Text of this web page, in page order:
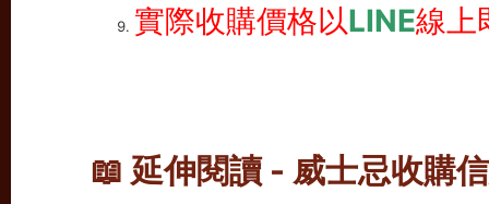
實際收購價格以LINE線上
📖 延伸閱讀 - 威士忌收購